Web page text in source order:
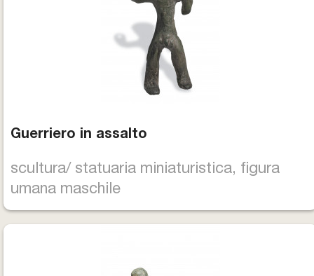
Guerriero in assalto
scultura/ statuaria miniaturistica, figura
umana maschile